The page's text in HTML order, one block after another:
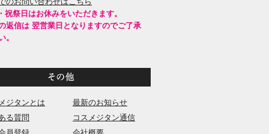
祝祭日はお休みをいただきます。
返信は 翌営業日となりますのでご了承
。
ジタンとは
る質問
最新のお知らせ
コスメジタン通信